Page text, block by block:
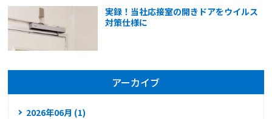
実録！当社応接室の開きドアをウイルス
対策仕様に
アーカイブ
2026年06月 (1)